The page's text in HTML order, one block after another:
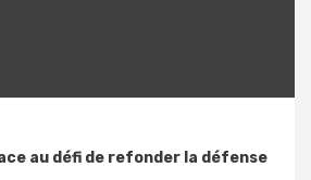
au défi de refonder la défense